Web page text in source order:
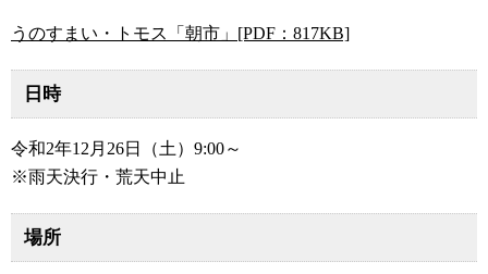
うのすまい・トモス「朝市」[PDF：817KB]
日時
令和2年12月26日（土）9:00～
※雨天決行・荒天中止
場所